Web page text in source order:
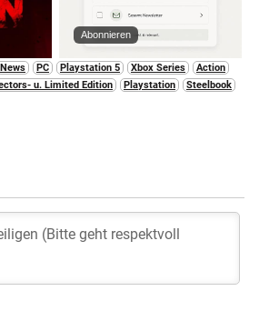
Abonnieren
News PC Playstation 5 Xbox Series
Action
u. Limited Edition Playstation
Steelbook